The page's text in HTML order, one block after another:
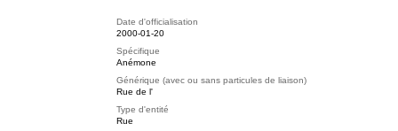
Date d'officialisation
2000-01-20
Spécifique
Anémone
Générique (avec ou sans particules de liaison)
Rue de l'
Type d'entité
Rue